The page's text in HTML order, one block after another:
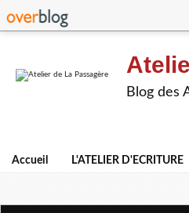
Blog des
Accueil L'ATELIER D'ECRITURE